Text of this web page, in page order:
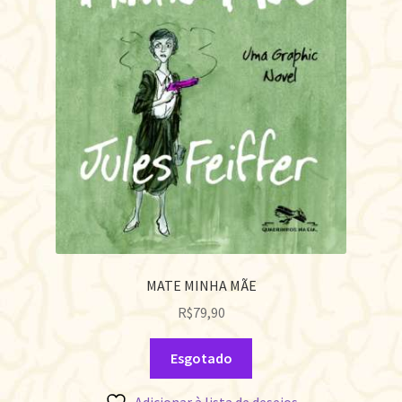
MATE MINHA MÃE
R$79,90
Esgotado